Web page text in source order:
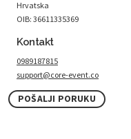
Hrvatska
OIB: 36611335369
Kontakt
0989187815
support@core-event.co
POŠALJI PORUKU